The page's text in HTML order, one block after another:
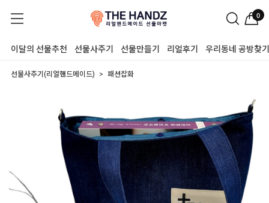
0
이달의 선물추천 선물사주기 선물만들기 리얼후기 우리동네 공방찾기
선물사주기(리얼핸드메이드) 패션잡화